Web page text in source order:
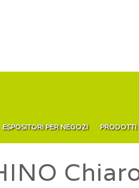
ESPOSITORI PER NEGOZI PRODOTTI